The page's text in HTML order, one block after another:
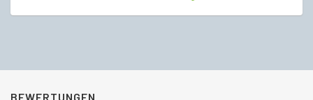
BEWERTUNGEN